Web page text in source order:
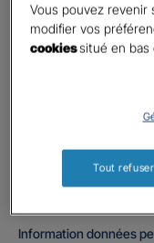
United
States
Information données
Vous pouvez
modifier vos
cookiessitué en bas
Tout refuser